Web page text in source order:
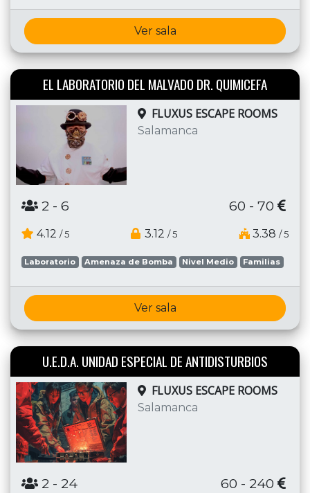
Ver sala
EL LABORATORIO DEL MALVADO DR. QUIMICEFA
FLUXUS ESCAPE ROOMS
Salamanca
2 - 6 60 - 70
4.12 / 5 3.12 / 5 3.38 / 5
Laboratorio Amenaza de Bomba Nivel Medio Familias
Ver sala
U.E.D.A. UNIDAD ESPECIAL DE ANTIDISTURBIOS
FLUXUS ESCAPE ROOMS
Salamanca
2 - 24 60 - 240